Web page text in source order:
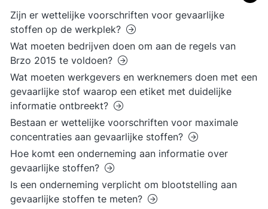
Zijn er wettelijke voorschriften voor gevaarlijke
stoffen op de werkplek?
Wat moeten bedrijven doen om aan de regels van
Brzo 2015 te voldoen?
Wat moeten werkgevers en werknemers doen met een
gevaarlijke stof waarop een etiket met duidelijke
informatie ontbreekt?
Bestaan er wettelijke voorschriften voor maximale
concentraties aan gevaarlijke stoffen?
Hoe komt een onderneming aan informatie over
gevaarlijke stoffen?
Is een onderneming verplicht om blootstelling aan
gevaarlijke stoffen te meten?